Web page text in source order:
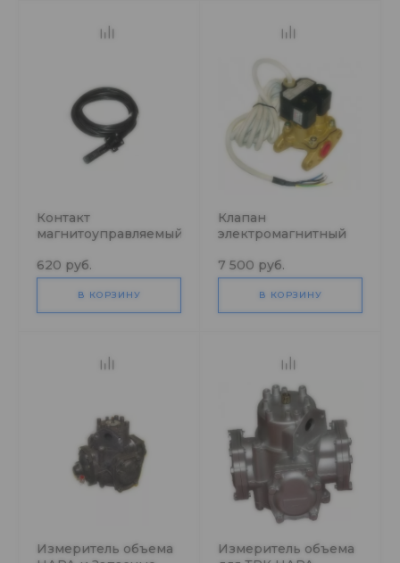
Контакт
магнитоуправляемый
620 руб.
В КОРЗИНУ
Клапан
электромагнитный
7 500 руб.
В КОРЗИНУ
Измеритель объема
Измеритель объема